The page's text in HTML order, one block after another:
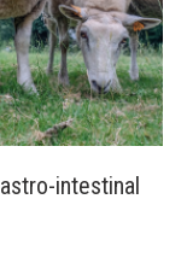
intestinal